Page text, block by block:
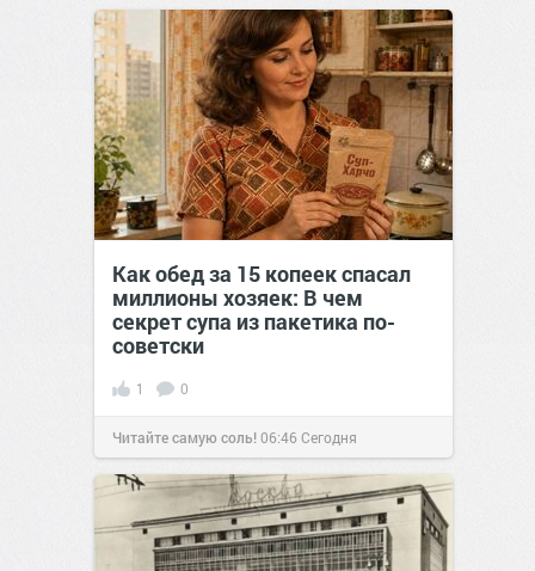
Как обед за 15 копеек спасал
миллионы хозяек: В чем
секрет супа из пакетика по-
советски
1 0
Читайте самую соль!06:46Сегодня